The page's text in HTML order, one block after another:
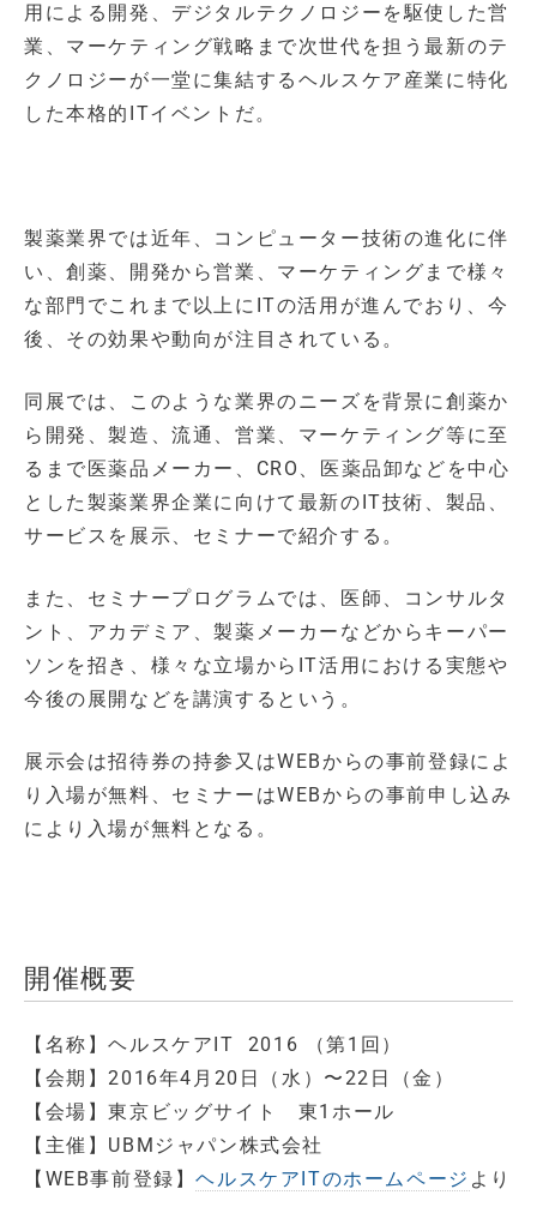
用による開発、デジタルテクノロジーを駆使した営
業、マーケティング戦略まで次世代を担う最新のテ
クノロジーが一堂に集結するヘルスケア産業に特化
した本格的ITイベントだ。
製薬業界では近年、コンピューター技術の進化に伴
い、創薬、開発から営業、マーケティングまで様々
な部門でこれまで以上にITの活用が進んでおり、今
後、その効果や動向が注目されている。
同展では、このような業界のニーズを背景に創薬か
ら開発、製造、流通、営業、マーケティング等に至
るまで医薬品メーカー、CRO、医薬品卸などを中心
とした製薬業界企業に向けて最新のIT技術、製品、
サービスを展示、セミナーで紹介する。
また、セミナープログラムでは、医師、コンサルタ
ント、アカデミア、製薬メーカーなどからキーパー
ソンを招き、様々な立場からIT活用における実態や
今後の展開などを講演するという。
展示会は招待券の持参又はWEBからの事前登録によ
り入場が無料、セミナーはWEBからの事前申し込み
により入場が無料となる。
開催概要
【名称】ヘルスケアIT 2016 （第1回）
【会期】2016年4月20日（水）〜22日（金）
【会場】東京ビッグサイト 東1ホール
【主催】UBMジャパン株式会社
【WEB事前登録】ヘルスケアITのホームページ より